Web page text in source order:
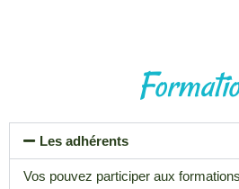
Les adhérents
Vos pouvez participer aux